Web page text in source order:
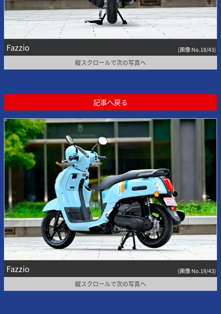
Fazzio (画像 No.18/43)
縦スクロールで次の写真へ
記事へ戻る
Fazzio (画像 No.19/43)
縦スクロールで次の写真へ